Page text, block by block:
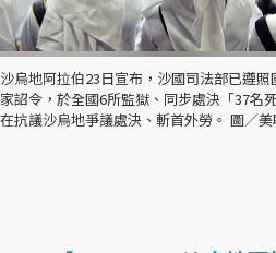
沙烏地阿拉伯23日宣布，沙國司法部已遵
家詔令，於全國6所監獄、同步處決「37名
在抗議沙烏地爭議處決、斬首外勞。 圖／